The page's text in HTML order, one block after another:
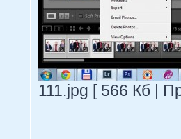
111.jpg [ 566 Кб |